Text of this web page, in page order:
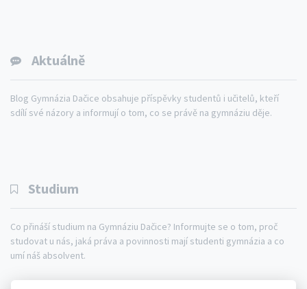
Aktuálně
Blog Gymnázia Dačice obsahuje příspěvky studentů i učitelů, kteří
sdílí své názory a informují o tom, co se právě na gymnáziu děje.
Studium
Co přináší studium na Gymnáziu Dačice? Informujte se o tom, proč
studovat u nás, jaká práva a povinnosti mají studenti gymnázia a co
umí náš absolvent.